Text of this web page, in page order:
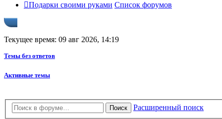
Подарки своими руками Список форумов
Текущее время: 09 авг 2026, 14:19
Темы без ответов
Активные темы
Поиск Расширенный поиск